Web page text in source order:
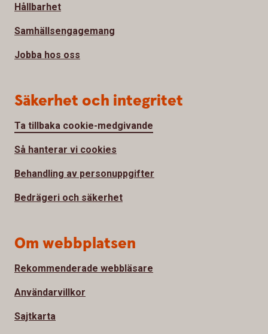
Hållbarhet
Samhällsengagemang
Jobba hos oss
Säkerhet och integritet
Ta tillbaka cookie-medgivande
Så hanterar vi cookies
Behandling av personuppgifter
Bedrägeri och säkerhet
Om webbplatsen
Rekommenderade webbläsare
Användarvillkor
Sajtkarta